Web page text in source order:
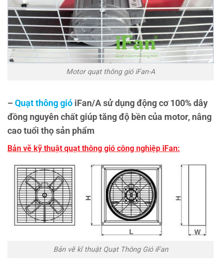
Motor quạt thông gió iFan-A
–Quạt thông gió iFan/A sử dụng động cơ 100% dây
đồng nguyên chất giúp tăng độ bền của motor, nâng
cao tuổi thọ sản phẩm
Bản vẽ kỹ thuật quạt thông gió công nghiệp iFan:
Bản vẽ kĩ thuật Quạt Thông Gió iFan